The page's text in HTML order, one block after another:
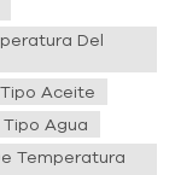
Del
Aceite
Agua
Temperatura